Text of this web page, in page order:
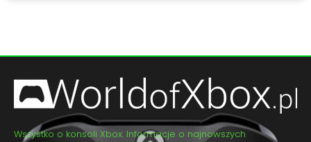
Wszystko o konsoli Xbox. Informacje o najnowszych